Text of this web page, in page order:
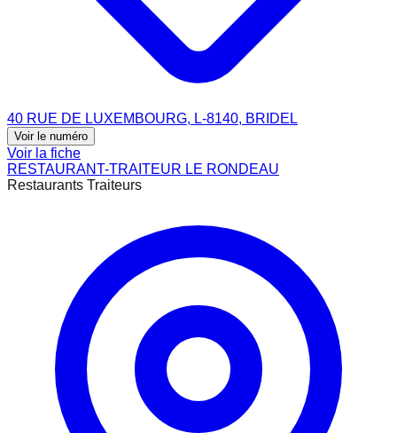
40 RUE DE LUXEMBOURG, L-8140, BRIDEL
Voir le numéro
Voir la fiche
RESTAURANT-TRAITEUR LE RONDEAU
Restaurants Traiteurs